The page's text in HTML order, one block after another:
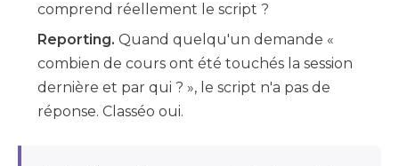
comprend réellement le script ?
Reporting. Quand quelqu'un demande «
combien de cours ont été touchés la session
dernière et par qui ? », le script n'a pas de
réponse. Classéo oui.